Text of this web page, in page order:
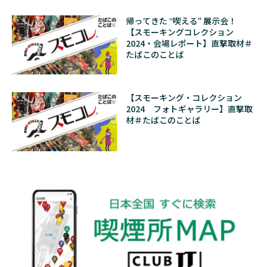
帰ってきた ‟喫える” 展示会！
【スモーキングコレクション
2024・会場レポート】直撃取材＃
たばこのことば
【スモーキング・コレクション
2024 フォトギャラリー】直撃取
材＃たばこのことば